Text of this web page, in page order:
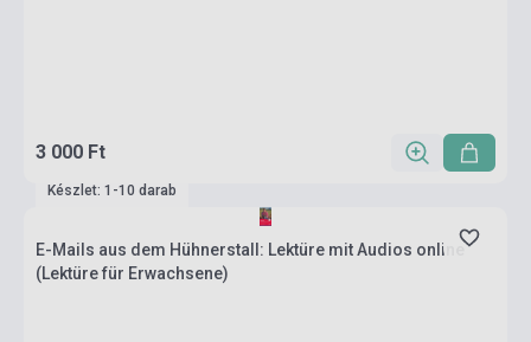
3 000 Ft
Készlet: 1-10 darab
E-Mails aus dem Hühnerstall: Lektüre mit Audios online
(Lektüre für Erwachsene)